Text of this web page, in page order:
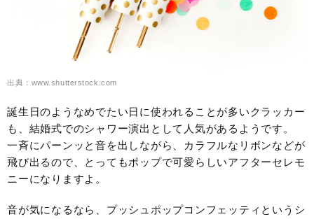
出典：www.shutterstock.com
誕生日のようなめでたい日に使われることが多いクラッカー
も、結婚式でのシャワー演出として人気があるようです。
一斉にパーンッと音を出しながら、カラフルなリボンなどが
飛び出るので、とってもポップで可愛らしいアフターセレモ
ニーになりますよ。
音が気になるなら、プッシュポップコンフェッティというシ